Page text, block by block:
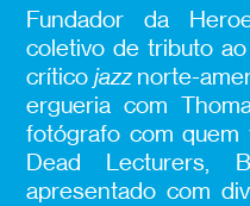
Fundador da
coletivo de tributo
crítico jazznorte-
ergueria com
fotógrafo com quem
Dead Lecturers,
apresentado com